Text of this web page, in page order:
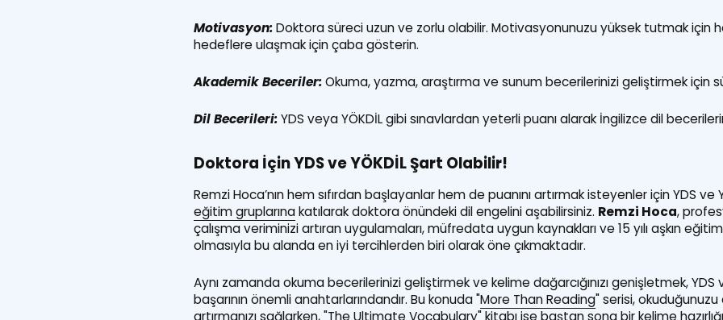
Motivasyon:Doktora süreci uzun ve zorlu olabilir. Motivasyonunuzu yüksek tutmak için
hedeflere ulaşmak için çaba gösterin.
Akademik Beceriler:Okuma, yazma, araştırma ve sunum becerilerinizi geliştirmek için
Dil Becerileri:YDS veya YÖKDİL gibi sınavlardan yeterli puanı alarak İngilizce dil
Doktora İçin YDS ve YÖKDİL Şart Olabilir!
Remzi Hoca’nın hem sıfırdan başlayanlar hem de puanını artırmak isteyenler için YDS ve
eğitim gruplarınakatılarak doktora önündeki dil engelini aşabilirsiniz. Remzi Hoca,
çalışma veriminizi artıran uygulamaları, müfredata uygun kaynakları ve 15 yılı aşkın
olmasıyla bu alanda en iyi tercihlerden biri olarak öne çıkmaktadır.
Aynı zamanda okuma becerilerinizi geliştirmek ve kelime dağarcığınızı genişletmek, YDS
başarının önemli anahtarlarındandır. Bu konuda "More Than Reading" serisi, okuduğunuzu
artırmanızı sağlarken, "The Ultimate Vocabulary" kitabı ise baştan sona bir kelime